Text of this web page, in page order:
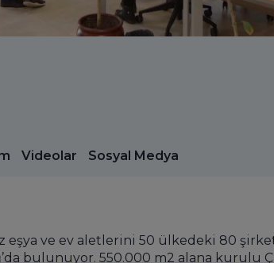
Videolar Sosyal Medya
ve ev aletlerini 50 ülkedeki 80
bulunuyor. 550.000 m2 alana kurulu